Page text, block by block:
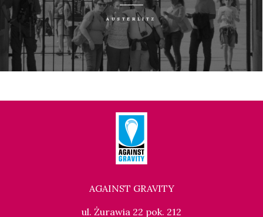
AUSTERLITZ
AGAINST GRAVITY
ul. Żurawia 22 pok. 212